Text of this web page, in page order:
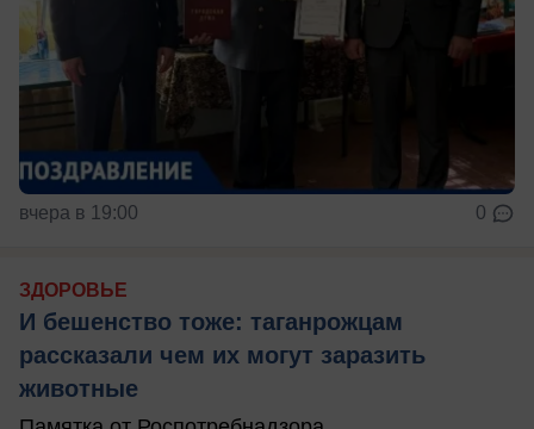
вчера в 19:00 0
ЗДОРОВЬЕ
И бешенство тоже: таганрожцам
рассказали чем их могут заразить
животные